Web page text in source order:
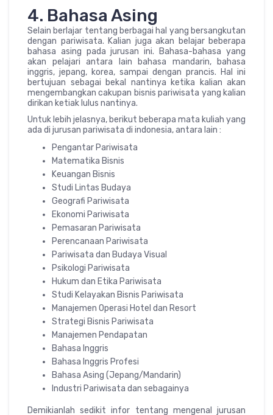
4. Bahasa Asing
Selain berlajar tentang berbagai hal yang bersangkutan
dengan pariwisata. Kalian juga akan belajar beberapa
bahasa asing pada jurusan ini. Bahasa-bahasa yang
akan pelajari antara lain bahasa mandarin, bahasa
inggris, jepang, korea, sampai dengan prancis. Hal ini
bertujuan sebagai bekal nantinya ketika kalian akan
mengembangkan cakupan bisnis pariwisata yang kalian
dirikan ketiak lulus nantinya.
Untuk lebih jelasnya, berikut beberapa mata kuliah yang
ada di jurusan pariwisata di indonesia, antara lain :
Pengantar Pariwisata
Matematika Bisnis
Keuangan Bisnis
Studi Lintas Budaya
Geografi Pariwisata
Ekonomi Pariwisata
Pemasaran Pariwisata
Perencanaan Pariwisata
Pariwisata dan Budaya Visual
Psikologi Pariwisata
Hukum dan Etika Pariwisata
Studi Kelayakan Bisnis Pariwisata
Manajemen Operasi Hotel dan Resort
Strategi Bisnis Pariwisata
Manajemen Pendapatan
Bahasa Inggris
Bahasa Inggris Profesi
Bahasa Asing (Jepang/Mandarin)
Industri Pariwisata dan sebagainya
Demikianlah sedikit infor tentang mengenal jurusan